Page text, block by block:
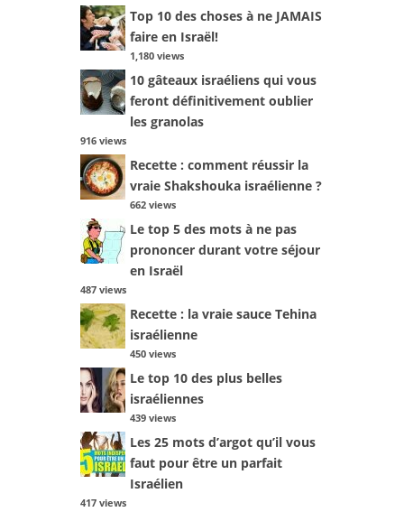
Top 10 des choses à ne JAMAIS
faire en Israël!
1,180 views
10 gâteaux israéliens qui vous
feront définitivement oublier
les granolas
916 views
Recette : comment réussir la
vraie Shakshouka israélienne ?
662 views
Le top 5 des mots à ne pas
prononcer durant votre séjour
en Israël
487 views
Recette : la vraie sauce Tehina
israélienne
450 views
Le top 10 des plus belles
israéliennes
439 views
Les 25 mots d’argot qu’il vous
faut pour être un parfait
Israélien
417 views